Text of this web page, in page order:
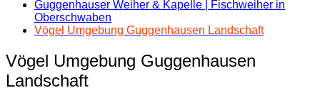
Guggenhauser Weiher & Kapelle | Fischweiher in
Oberschwaben
Vögel Umgebung Guggenhausen Landschaft
Vögel Umgebung Guggenhausen
Landschaft